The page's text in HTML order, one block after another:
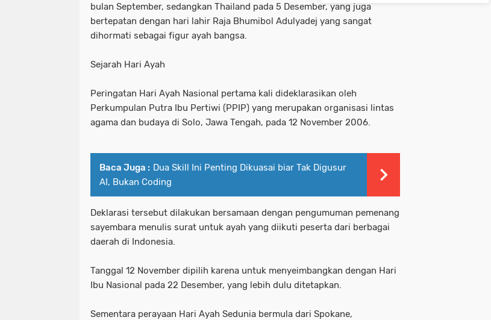
bulan September, sedangkan Thailand pada 5 Desember, yang juga
bertepatan dengan hari lahir Raja Bhumibol Adulyadej yang sangat
dihormati sebagai figur ayah bangsa.
Sejarah Hari Ayah
Peringatan Hari Ayah Nasional pertama kali dideklarasikan oleh
Perkumpulan Putra Ibu Pertiwi (PPIP) yang merupakan organisasi lintas
agama dan budaya di Solo, Jawa Tengah, pada 12 November 2006.
Baca Juga : Dua Skill Ini Penting Dikuasai biar Tak Digusur
AI, Bukan Coding
Deklarasi tersebut dilakukan bersamaan dengan pengumuman pemenang
sayembara menulis surat untuk ayah yang diikuti peserta dari berbagai
daerah di Indonesia.
Tanggal 12 November dipilih karena untuk menyeimbangkan dengan Hari
Ibu Nasional pada 22 Desember, yang lebih dulu ditetapkan.
Sementara perayaan Hari Ayah Sedunia bermula dari Spokane,